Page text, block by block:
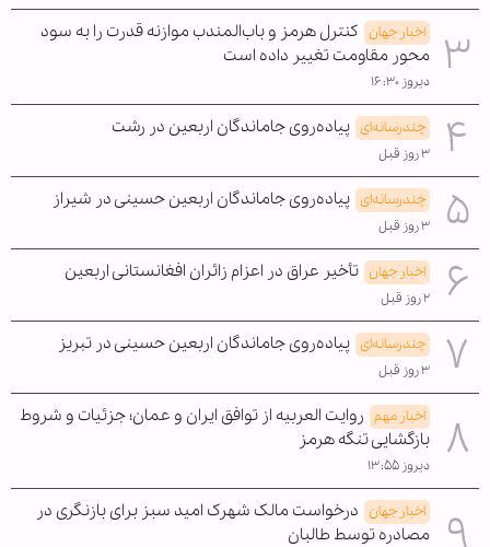
اخبار جهان کنترل هرمز و باب‌المندب موازنه قدرت را به سود
محور مقاومت تغییر داده است
دیروز ۱۶:۳۰
چندرسانه‌ای پیاده‌روی جاماندگان اربعین در رشت
۳ روز قبل
چندرسانه‌ای پیاده‌روی جاماندگان اربعین حسینی در شیراز
۳ روز قبل
اخبار جهان تأخیر عراق در اعزام زائران افغانستانی اربعین
۲ روز قبل
چندرسانه‌ای پیاده‌روی جاماندگان اربعین حسینی در تبریز
۳ روز قبل
اخبار مهم روایت العربیه از توافق ایران و عمان؛ جزئیات و شروط
بازگشایی تنگه هرمز
دیروز ۱۳:۵۵
اخبار جهان درخواست مالک شهرک امید سبز برای بازنگری در
مصادره توسط طالبان